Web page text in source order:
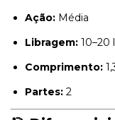
Ação: Média
Libragem: 10–20
Comprimento:
Partes: 2